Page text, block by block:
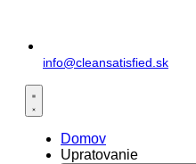
info@cleansatisfied.sk
Domov
Upratovanie